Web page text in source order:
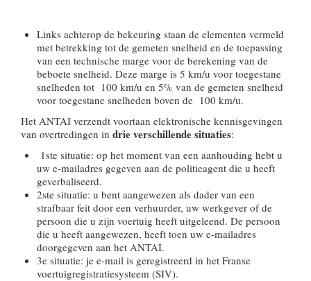
Links achterop de bekeuring staan de elementen vermeld
met betrekking tot de gemeten snelheid en de toepassing
van een technische marge voor de berekening van de
beboete snelheid. Deze marge is 5 km/u voor toegestane
snelheden tot 100 km/u en 5% van de gemeten snelheid
voor toegestane snelheden boven de 100 km/u.
Het ANTAI verzendt voortaan elektronische kennisgevingen
van overtredingen in drie verschillende situaties:
1ste situatie: op het moment van een aanhouding hebt u
uw e-mailadres gegeven aan de politieagent die u heeft
geverbaliseerd.
2ste situatie: u bent aangewezen als dader van een
strafbaar feit door een verhuurder, uw werkgever of de
persoon die u zijn voertuig heeft uitgeleend. De persoon
die u heeft aangewezen, heeft toen uw e-mailadres
doorgegeven aan het ANTAI.
3e situatie: je e-mail is geregistreerd in het Franse
voertuigregistratiesysteem (SIV).